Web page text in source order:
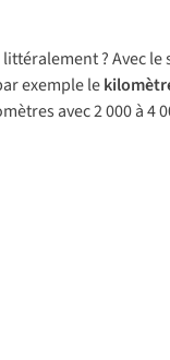
? Avec
exemple le
avec 2 000 à 4